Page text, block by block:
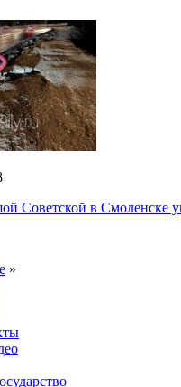
Советской в Смоленске
»